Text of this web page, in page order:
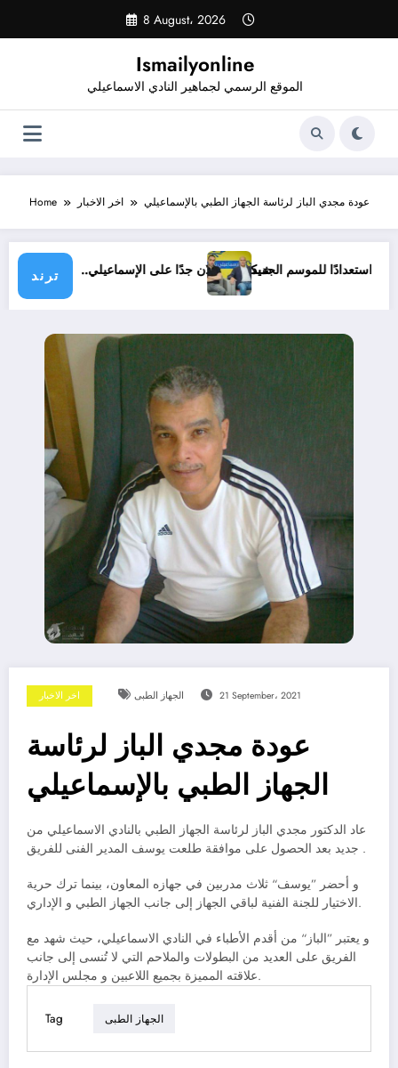
content
8 August، 2026
Ismailyonline
الموقع الرسمي لجماهير النادي الاسماعيلي
Home اخر الاخبار عودة مجدي الباز لرئاسة الجهاز الطبي بالإسماعيلي
ترند
شيكابالا: زعلان جدًا على الإسماعيلي..حتى الآن استعدادًا للموسم الجديد
اخر الاخبار الجهاز الطبى 21 September، 2021
عودة مجدي الباز لرئاسة
الجهاز الطبي بالإسماعيلي
عاد الدكتور مجدي الباز لرئاسة الجهاز الطبي بالنادي الاسماعيلي من
جديد بعد الحصول على موافقة طلعت يوسف المدير الفنى للفريق .
و أحضر ”يوسف“ ثلاث مدربين في جهازه المعاون، بينما ترك حرية
الاختيار للجنة الفنية لباقي الجهاز إلى جانب الجهاز الطبي و الإداري.
و يعتبر ”الباز“ من أقدم الأطباء في النادي الاسماعيلي، حيث شهد مع
الفريق على العديد من البطولات والملاحم التي لا تُنسى إلى جانب
علاقته المميزة بجميع اللاعبين و مجلس الإدارة.
Tag الجهاز الطبى